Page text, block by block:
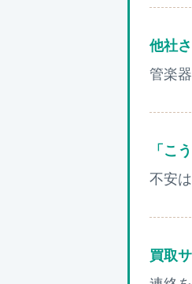
他社
管楽
「こ
不安
買取